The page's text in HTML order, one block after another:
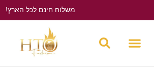
משלוח חינם לכל הארץ!